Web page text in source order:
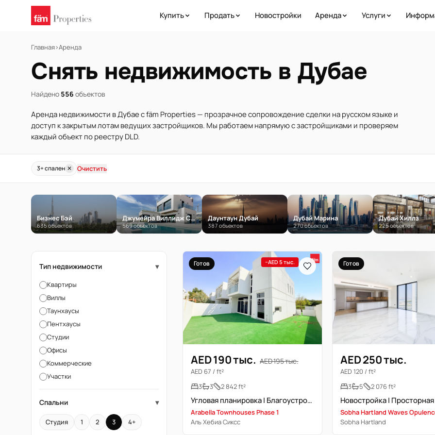
Купить Продать Новостройки Аренда Услуги
Главная›Аренда
Снять недвижимость в Дубае
Найдено 556 объектов
Аренда недвижимости в Дубае с fäm Properties — прозрачное сопровождение сделки на русском языке и
доступ к закрытым лотам ведущих застройщиков. Мы работаем напрямую с застройщиками и проверяем
каждый объект по реестру DLD.
3+ спален ✕ Очистить
Бизнес Бэй
635 объектов
Джумейра Виллидж Серкл (JVC)
569 объектов
Даунтаун Дубай
387 объектов
Дубай Марина
270 объектов
Дубай Хиллз
225 объектов
Тип недвижимости ▾
Квартиры
Виллы
Таунхаусы
Пентхаусы
Студии
Офисы
Коммерческие
Участки
Спальни ▾
Студия 1 2 3 4+
Готов −AED 5 тыс.
AED 190 тыс. AED 195 тыс.
AED 67 / ft²
3
3 2 842 ft²
Угловая планировка | Благоустроенный сад
Arabella Townhouses Phase 1
Аль Хебиа Сиксс
Готов
AED 250 тыс.
AED 120 / ft²
3
5 2 076 ft²
Sobha Hartland Waves
Sobha Hartland